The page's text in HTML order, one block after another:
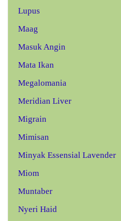
Lupus
Maag
Masuk Angin
Mata Ikan
Megalomania
Meridian Liver
Migrain
Mimisan
Minyak Essensial Lavender
Miom
Muntaber
Nyeri Haid